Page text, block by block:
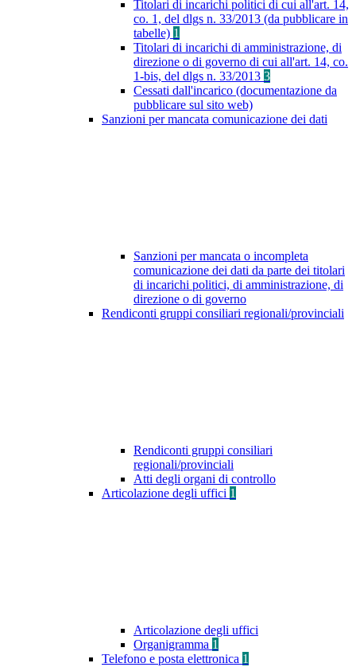
Titolari di incarichi politici di cui all'art. 14,
co. 1, del dlgs n. 33/2013 (da pubblicare in
tabelle) 1
Titolari di incarichi di amministrazione, di
direzione o di governo di cui all'art. 14, co.
1-bis, del dlgs n. 33/2013 3
Cessati dall'incarico (documentazione da
pubblicare sul sito web)
Sanzioni per mancata comunicazione dei dati
Sanzioni per mancata o incompleta
comunicazione dei dati da parte dei titolari
di incarichi politici, di amministrazione, di
direzione o di governo
Rendiconti gruppi consiliari regionali/provinciali
Rendiconti gruppi consiliari
regionali/provinciali
Atti degli organi di controllo
Articolazione degli uffici 1
Articolazione degli uffici
Organigramma 1
Telefono e posta elettronica 1